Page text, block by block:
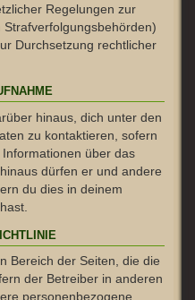
Regelungen zur
Durchsetzung rechtlicher
hinaus, dich unter den
zu kontaktieren, sofern
über das
dürfen er und andere
du dies in deinem
Bereich der Seiten, die die
der Betreiber in anderen
personenbezogene